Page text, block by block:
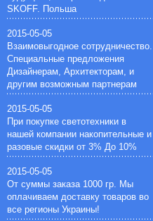
устройства(1)
ламп(1)
SKOFF. Польша
2015-05-05
Взаимовыгодное сотрудничество.
Специальные предложения
Дизайнерам, Архитекторам, и
другим возможным партнерам
2015-05-05
При покупке светотехники в
нашей компании накопительные и
разовые скидки от 3% До 10%
2015-05-05
От суммы заказа 1000 гр. Мы
оплачиваем доставку товаров во
все регионы Украины!